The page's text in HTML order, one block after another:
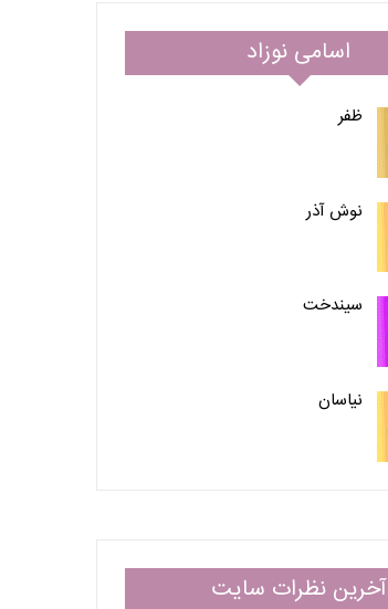
اسامی نوزاد
ظفر
نوش آذر
سیندخت
نیاسان
آخرین نظرات سایت